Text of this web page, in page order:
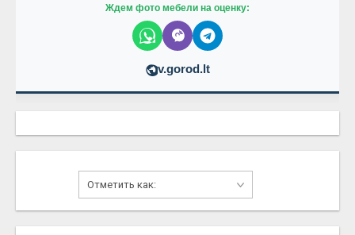
Ждем фото мебели на оценку:
v.gorod.lt